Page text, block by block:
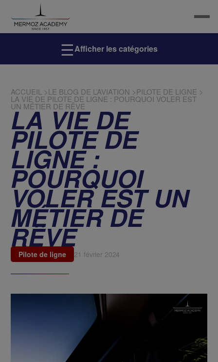
☰Afficher les catégories
ACCUEIL >LE BLOG DE L’AVIATION >PILOTE DE LIGNE >
LA VIE DE PILOTE DE LIGNE : POURQUOI VOLER EST
UN MÉTIER DE RÊVE
LA VIE DE
PILOTE DE
LIGNE :
POURQUOI
VOLER EST UN
MÉTIER DE
RÊVE
Pilote de ligne 21 février 2024